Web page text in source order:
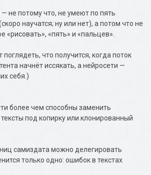
не потому что, не умеют по пять
научатся; ну или нет), а потом что не
«рисовать», «пять» и «пальцев».
что получится, когда поток
начнёт иссякать, а нейросети —
себя.)
более чем способны заменить
под копирку или клонированный
самиздата можно делегировать
только одно: ошибок в текстах